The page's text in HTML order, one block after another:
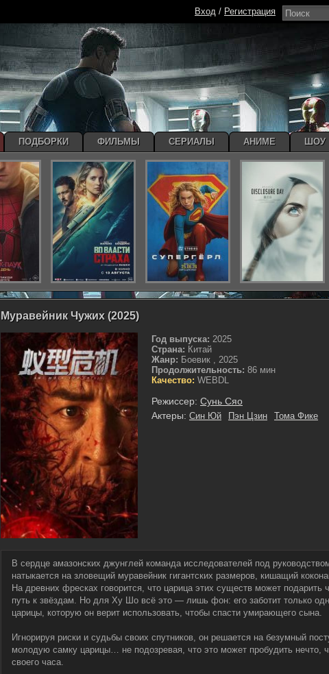
Муравейник Чужих (2025)
Год выпуска: 2025
Страна: Китай
Жанр: Боевик , 2025
Продолжительность: 86 мин
Качество: WEBDL
Режиссер: Сунь Сяо
Актеры: Син Юй Пэн Цзин Тома Фике
В сердце амазонских джунглей команда исследователей под
натыкается на зловещий муравейник гигантских размеров, кишащий
На древних фресках говорится, что царица этих существ может подарить
путь к звёздам. Но для Ху Шо всё это — лишь фон: его заботит только
царицы, которую он верит использовать, чтобы спасти умирающего сына.
Игнорируя риски и судьбы своих спутников, он решается на безумный
молодую самку царицы… не подозревая, что это может пробудить нечто,
своего часа.
Вход / Регистрация
ПОДБОРКИ ФИЛЬМЫ СЕРИАЛЫ АНИМЕ ШОУ